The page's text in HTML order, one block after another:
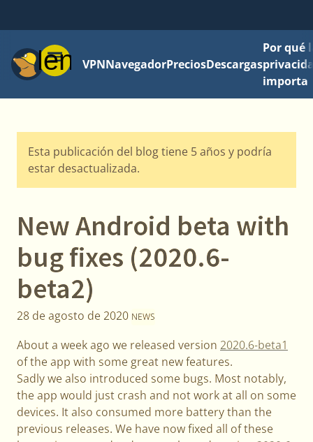
MenúVPNNavegadorPreciosDescargas
Por qué
importa
Esta publicación del blog tiene 5 años y podría
estar desactualizada.
New Android beta with
bug fixes (2020.6-
beta2)
28 de agosto de 2020 NEWS
About a week ago we released version 2020.6-beta1
of the app with some great new features.
Sadly we also introduced some bugs. Most notably,
the app would just crash and not work at all on some
devices. It also consumed more battery than the
previous releases. We have now fixed all of these